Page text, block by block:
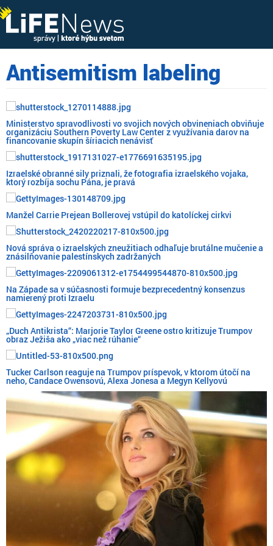
Antisemitism labeling
Ministerstvo spravodlivosti vo svojich nových obvineniach obviňuje
organizáciu Southern Poverty Law Center z využívania darov na
financovanie skupín šíriacich nenávisť
Izraelské obranné sily priznali, že fotografia izraelského vojaka,
ktorý rozbíja sochu Pána, je pravá
Manžel Carrie Prejean Bollerovej vstúpil do katolíckej cirkvi
Nová správa o izraelských zneužitiach odhaľuje brutálne mučenie a
znásilňovanie palestínskych zadržaných
Na Západe sa v súčasnosti formuje bezprecedentný konsenzus
namierený proti Izraelu
„Duch Antikrista“: Marjorie Taylor Greene ostro kritizuje Trumpov
obraz Ježiša ako „viac než rúhanie“
Tucker Carlson reaguje na Trumpov príspevok, v ktorom útočí na
neho, Candace Owensovú, Alexa Jonesa a Megyn Kellyovú